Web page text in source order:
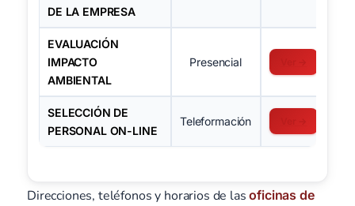
DE LA EMPRESA
EVALUACIÓN
IMPACTO
AMBIENTAL
Presencial
SELECCIÓN DE
PERSONAL ON-LINE
Teleformación
Direcciones, teléfonos y horarios de lasoficinas de